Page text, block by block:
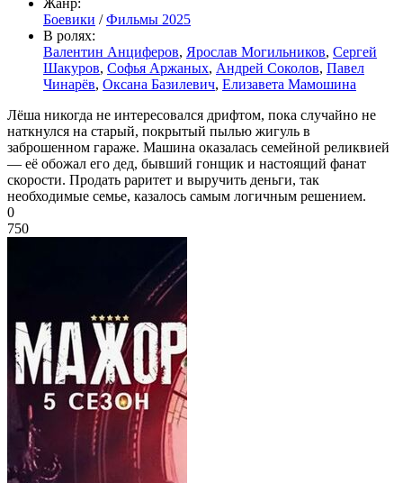
Жанр:
Боевики /Фильмы 2025
В ролях:
Валентин Анциферов, Ярослав Могильников, Сергей
Шакуров, Софья Аржаных, Андрей Соколов, Павел
Чинарёв, Оксана Базилевич, Елизавета Мамошина
Лёша никогда не интересовался дрифтом, пока случайно не
наткнулся на старый, покрытый пылью жигуль в
заброшенном гараже. Машина оказалась семейной реликвией
— её обожал его дед, бывший гонщик и настоящий фанат
скорости. Продать раритет и выручить деньги, так
необходимые семье, казалось самым логичным решением.
0
750